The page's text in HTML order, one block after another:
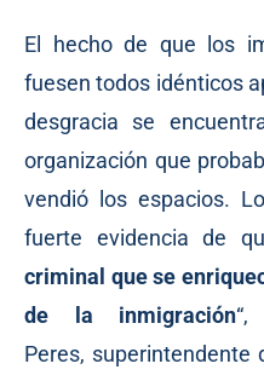
El hecho de que los
fuesen todos idénticos
desgracia se
organización que
vendió los espacios.
fuerte evidencia de
criminal que se
de la inmigración“,
Peres, superintendente